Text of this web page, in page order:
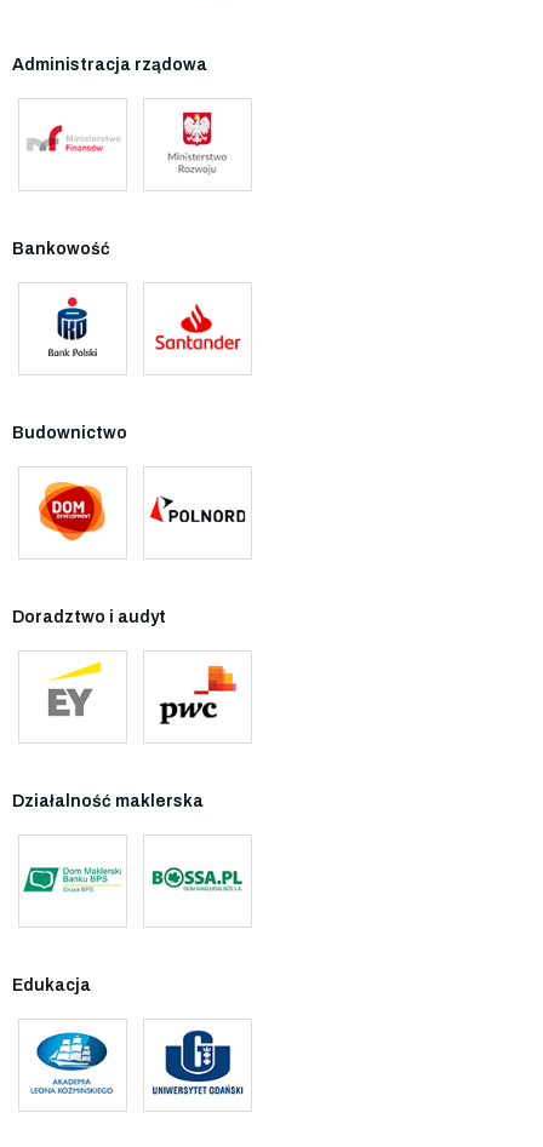
Administracja rządowa
Bankowość
Budownictwo
Doradztwo i audyt
Działalność maklerska
Edukacja